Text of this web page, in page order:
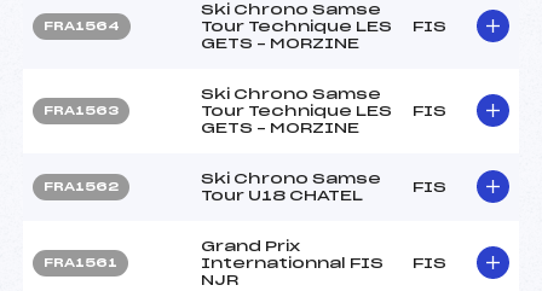
FRA1564
Ski Chrono Samse
Tour Technique LES
GETS – MORZINE
FIS
FRA1563
Ski Chrono Samse
Tour Technique LES
GETS – MORZINE
FIS
FRA1562
Ski Chrono Samse
Tour U18 CHATEL
FIS
FRA1561
Grand Prix
Internationnal FIS
NJR
FIS